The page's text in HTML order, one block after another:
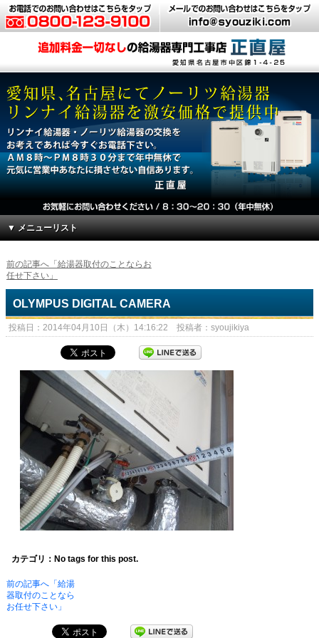
▼ メニューリスト
前の記事へ「給湯器取付のことならお
任せ下さい」
OLYMPUS DIGITAL CAMERA
投稿日：2014年04月10日（木）14:16:22 投稿者：syoujikiya
カテゴリ：No tags for this post.
前の記事へ「給湯
器取付のことなら
お任せ下さい」